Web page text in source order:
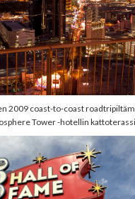
2009 coast-to-coast
Tower -hotellin